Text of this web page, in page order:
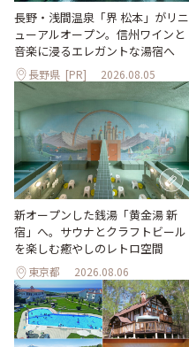
長野・浅間温泉「界 松本」がリニ
ューアルオープン。信州ワインと
音楽に浸るエレガントな湯宿へ
長野県 [PR] 2026.08.05
新オープンした銭湯「黄金湯 新
宿」へ。サウナとクラフトビール
を楽しむ癒やしのレトロ空間
東京都 2026.08.06